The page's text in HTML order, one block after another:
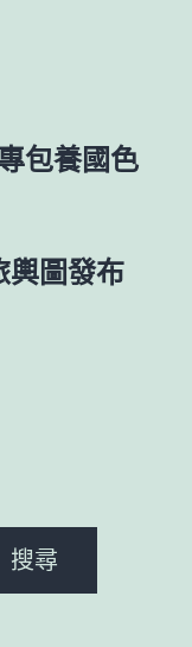
包養國色
輿圖發布
搜尋